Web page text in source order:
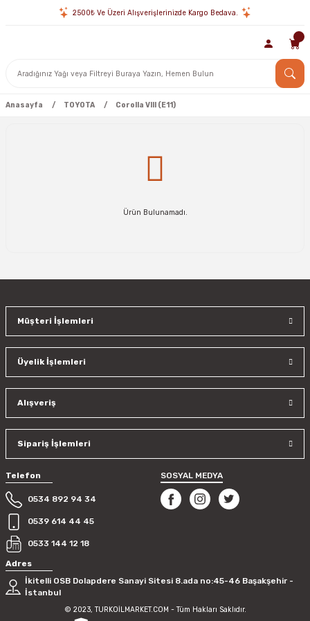
2500₺ Ve Üzeri Alışverişlerinizde Kargo Bedava.
Anasayfa TOYOTA Corolla VIII (E11)
Ürün Bulunamadı.
Müşteri İşlemleri
Üyelik İşlemleri
Alışveriş
Sipariş İşlemleri
Telefon
0534 892 94 34
0539 614 44 45
0533 144 12 18
SOSYAL MEDYA
Adres
İkitelli OSB Dolapdere Sanayi Sitesi 8.ada no:45-46 Başakşehir -
İstanbul
© 2023, TURKOİLMARKET.COM - Tüm Hakları Saklıdır.